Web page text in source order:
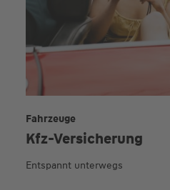
Kfz-Versicherung
Fahrzeuge
Entspannt unterwegs